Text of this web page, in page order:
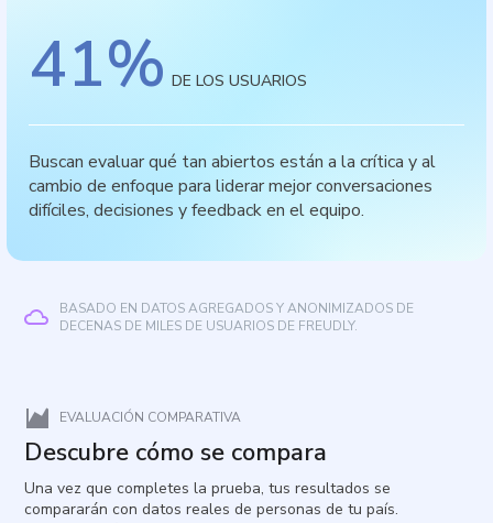
41% DE LOS USUARIOS
Buscan evaluar qué tan abiertos están a la crítica y al
cambio de enfoque para liderar mejor conversaciones
difíciles, decisiones y feedback en el equipo.
BASADO EN DATOS AGREGADOS Y ANONIMIZADOS DE
DECENAS DE MILES DE USUARIOS DE FREUDLY.
EVALUACIÓN COMPARATIVA
Descubre cómo se compara
Una vez que completes la prueba, tus resultados se
compararán con datos reales de personas de tu país.